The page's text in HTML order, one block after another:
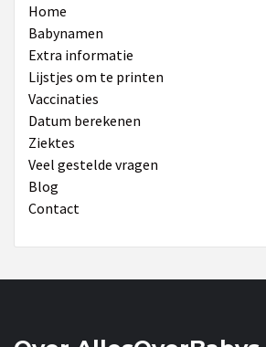
Home
Babynamen
Extra informatie
Lijstjes om te printen
Vaccinaties
Datum berekenen
Ziektes
Veel gestelde vragen
Blog
Contact